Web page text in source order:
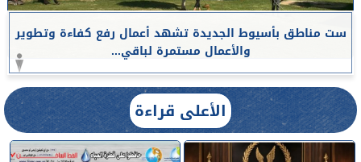
ست مناطق بأسيوط الجديدة تشهد أعمال رفع كفاءة وتطوير
والأعمال مستمرة لباقي...
الأعلى قراءة